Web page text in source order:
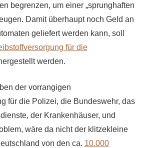
begrenzen, um einer „sprunghaften
Damit überhaupt noch Geld an
geliefert werden kann, soll
für die
werden.
der vorrangigen
für die Polizei, die Bundeswehr, das
der Krankenhäuser, und
wäre da nicht der klitzekleine
von den ca. 10.000